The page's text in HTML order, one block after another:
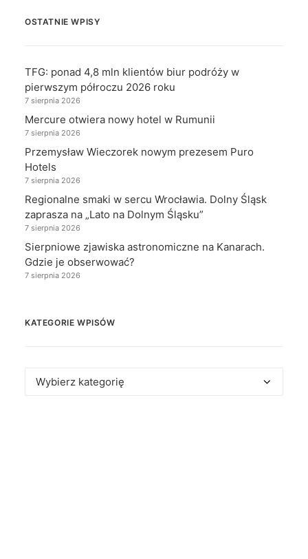
OSTATNIE WPISY
TFG: ponad 4,8 mln klientów biur podróży w
pierwszym półroczu 2026 roku
7 sierpnia 2026
Mercure otwiera nowy hotel w Rumunii
7 sierpnia 2026
Przemysław Wieczorek nowym prezesem Puro
Hotels
7 sierpnia 2026
Regionalne smaki w sercu Wrocławia. Dolny Śląsk
zaprasza na „Lato na Dolnym Śląsku”
7 sierpnia 2026
Sierpniowe zjawiska astronomiczne na Kanarach.
Gdzie je obserwować?
7 sierpnia 2026
KATEGORIE WPISÓW
Kategorie